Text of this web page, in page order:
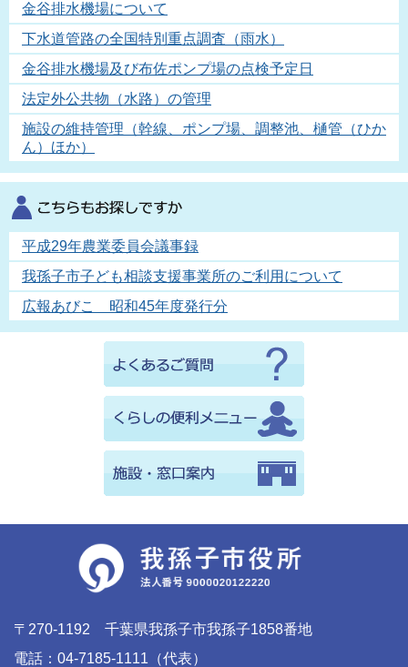
金谷排水機場について
下水道管路の全国特別重点調査（雨水）
金谷排水機場及び布佐ポンプ場の点検予定日
法定外公共物（水路）の管理
施設の維持管理（幹線、ポンプ場、調整池、樋管（ひか
ん）ほか）
平成29年農業委員会議事録
我孫子市子ども相談支援事業所のご利用について
広報あびこ 昭和45年度発行分
〒270-1192 千葉県我孫子市我孫子1858番地
電話：04-7185-1111（代表）